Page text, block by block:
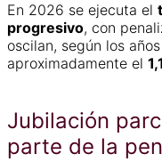
En 2026 se ejecuta el
progresivo, con
oscilan, según los
aproximadamente el
Jubilación
parte de la